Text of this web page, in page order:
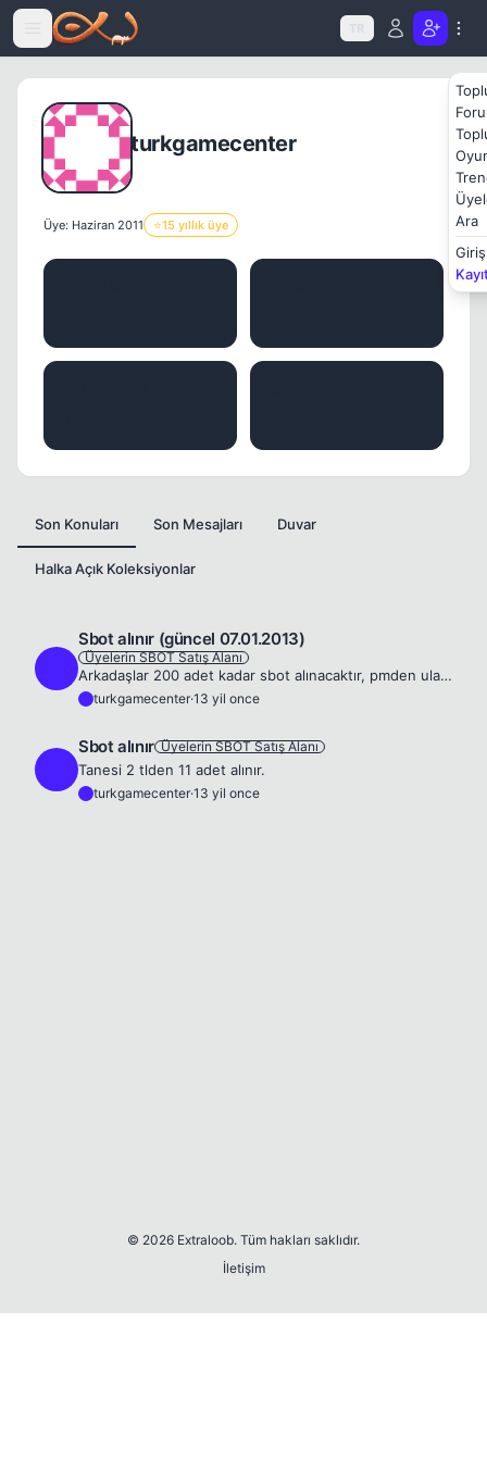
Icerige atla
TR
Ara
Giriş
turkgamecenter
Üye: Haziran 2011 ⭐15 yıllık üye
Son Konuları Son Mesajları Duvar
Halka Açık Koleksiyonlar
Sbot alınır (güncel 07.01.2013)
Üyelerin SBOT Satış Alanı
Arkadaşlar 200 adet kadar sbot alınacaktır, pmden ulaşınız.
turkgamecenter·13 yil once
Sbot alınır Üyelerin SBOT Satış Alanı
Tanesi 2 tlden 11 adet alınır.
turkgamecenter·13 yil once
© 2026 Extraloob. Tüm hakları saklıdır.
İletişim